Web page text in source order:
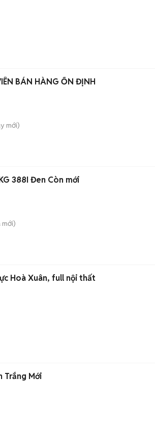
BÁN HÀNG ỔN ĐỊNH
mới)
388I Đen Còn mới
mới)
Hoà Xuân, full nội thất
Trắng Mới